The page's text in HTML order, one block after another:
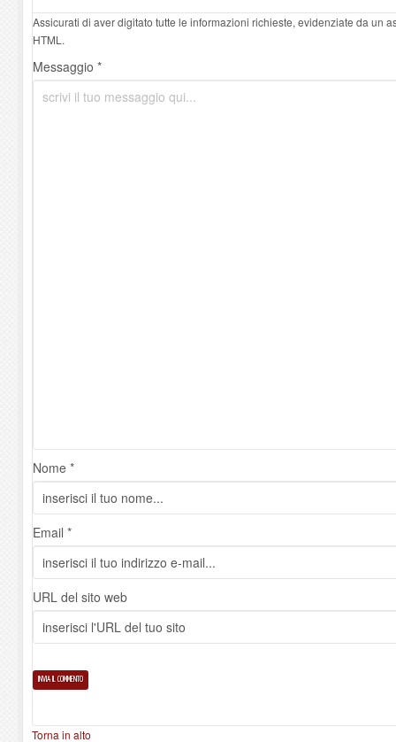
Assicurati di aver digitato tutte le informazioni richieste, evidenziate da un
HTML.
Messaggio *
Nome *
Email *
URL del sito web
Torna in alto